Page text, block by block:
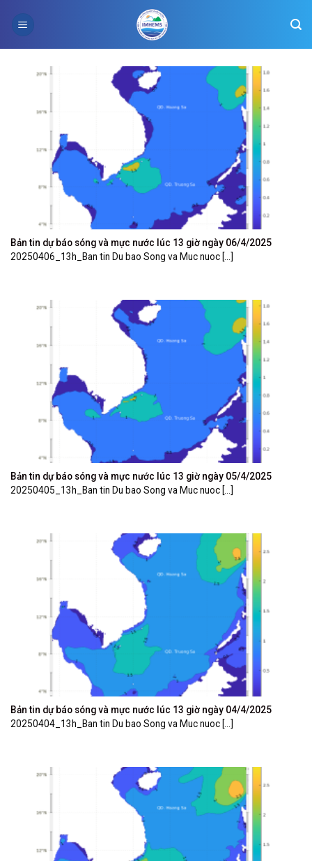
Bản tin dự báo sóng và mực nước lúc 13 giờ ngày 06/4/2025
20250406_13h_Ban tin Du bao Song va Muc nuoc [...]
Bản tin dự báo sóng và mực nước lúc 13 giờ ngày 05/4/2025
20250405_13h_Ban tin Du bao Song va Muc nuoc [...]
Bản tin dự báo sóng và mực nước lúc 13 giờ ngày 04/4/2025
20250404_13h_Ban tin Du bao Song va Muc nuoc [...]